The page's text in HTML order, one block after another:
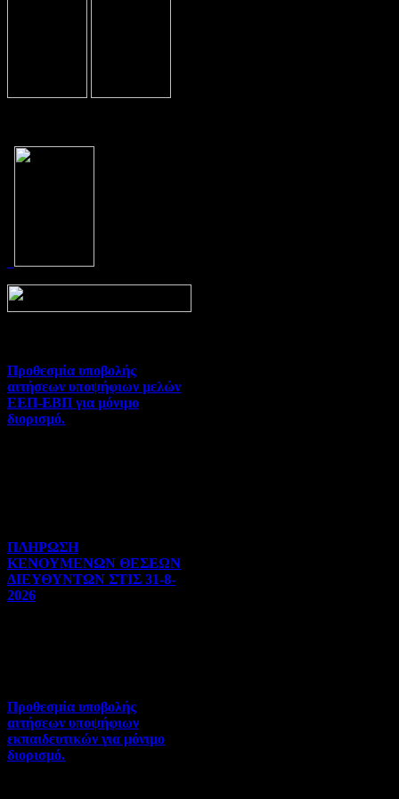
Προθεσμία υποβολής
αιτήσεων υποψήφιων μελών
ΕΕΠ-ΕΒΠ για μόνιμο
διορισμό.
ΠΛΗΡΩΣΗ
ΚΕΝΟΥΜΕΝΩΝ ΘΕΣΕΩΝ
ΔΙΕΥΘΥΝΤΩΝ ΣΤΙΣ 31-8-
2026
Προθεσμία υποβολής
αιτήσεων υποψήφιων
εκπαιδευτικών για μόνιμο
διορισμό.